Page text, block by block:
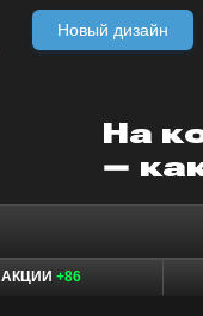
Новый дизайн
АКЦИИ +86